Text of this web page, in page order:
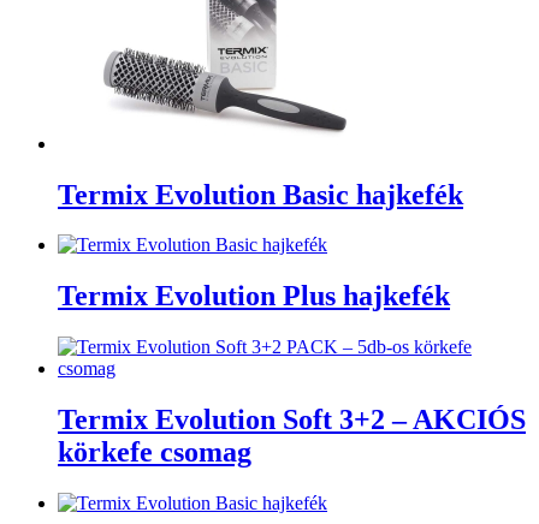
Termix Evolution Basic hajkefék
Termix Evolution Plus hajkefék
Termix Evolution Soft 3+2 – AKCIÓS
körkefe csomag